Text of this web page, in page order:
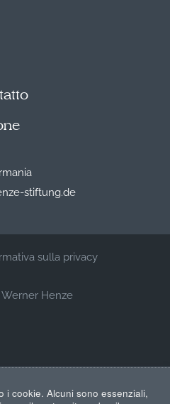
stiftung.de
sulla privacy
Henze
i cookie. Alcuni sono essenziali,